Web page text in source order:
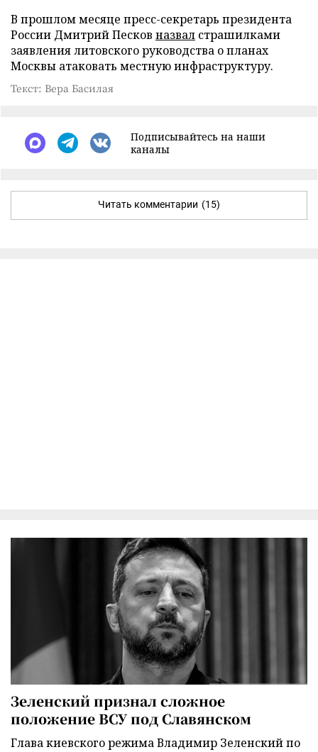
В прошлом месяце пресс-секретарь президента
России Дмитрий Песков назвал страшилками
заявления литовского руководства о планах
Москвы атаковать местную инфраструктуру.
Текст: Вера Басилая
Подписывайтесь на наши
каналы
Читать комментарии (15)
Зеленский признал сложное
положение ВСУ под Славянском
Глава киевского режима Владимир Зеленский по